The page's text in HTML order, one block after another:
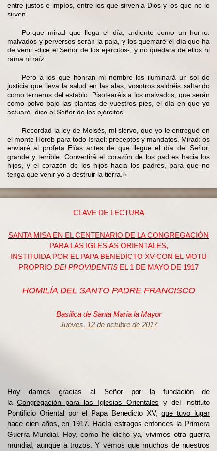
entre justos e impíos, entre los que sirven a Dios y los que no lo
sirven.
Porque mirad que llega el día, ardiente como un horno:
malvados y perversos serán la paja, y los quemaré el día que ha
de venir -dice el Señor de los ejércitos-, y no quedará de ellos ni
rama ni raíz.
Pero a los que honran mi nombre los iluminará un sol de
justicia que lleva la salud en las alas; vosotros saldréis saltando
como terneros del establo. Pisotearéis a los malvados, que serán
como polvo bajo las plantas de vuestros pies, el día en que yo
actuaré -dice el Señor de los ejércitos-.
Recordad la ley de Moisés, mi siervo, que yo le entregué en
el monte Horeb para todo Israel: preceptos y mandatos. Mirad: os
enviaré al profeta Elías antes de que llegue el día del Señor,
grande y terrible. Convertirá el corazón de los padres hacia los
hijos, y el corazón de los hijos hacia los padres, para que no
tenga que venir yo a destruir la tierra.»
CLAVE DE LECTURA
SANTA MISA EN EL CENTENARIO DE LA CONGREGACIÓN
PARA LAS IGLESIAS ORIENTALES,
INSTITUIDA POR EL PAPA BENEDICTO XV CON EL MOTU
PROPRIO DEI PROVIDENTIS EL 1 DE MAYO DE 1917
HOMILÍA DEL SANTO PADRE FRANCISCO
Basílica de Santa María la Mayor
Jueves, 12 de octubre de 2017
Hoy damos gracias al Señor por la fundación de
laCongregación para las Iglesias Orientales y del Instituto
Pontificio Oriental por el Papa Benedicto XV,que tuvo lugar
hace cien años, en 1917. Hacía estragos entonces la Primera
Guerra Mundial. Hoy, como he dicho ya, vivimos otra guerra
mundial, aunque a trozos. Y vemos que muchos de nuestros